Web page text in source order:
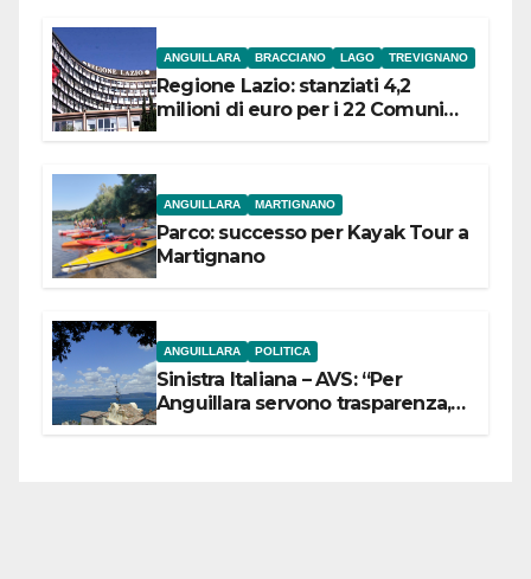
ANGUILLARA BRACCIANO LAGO TREVIGNANO
Regione Lazio: stanziati 4,2
milioni di euro per i 22 Comuni
ANGUILLARA MARTIGNANO
Parco: successo per Kayak Tour a
Martignano
ANGUILLARA POLITICA
Sinistra Italiana – AVS: “Per
Anguillara servono trasparenza,